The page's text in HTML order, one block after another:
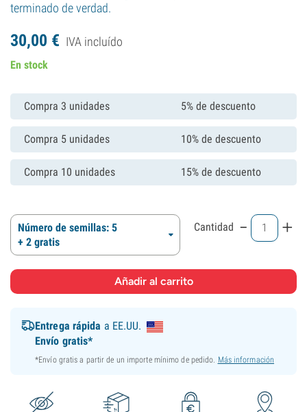
terminado de verdad.
30,00 € IVA incluído
En stock
Compra 3 unidades 5% de descuento
Compra 5 unidades 10% de descuento
Compra 10 unidades 15% de descuento
Número de semillas: 5
+ 2 gratis
Cantidad - +
Entrega rápida a EE.UU.
Envío gratis*
*Envío gratis a partir de un importe mínimo de pedido. Más información